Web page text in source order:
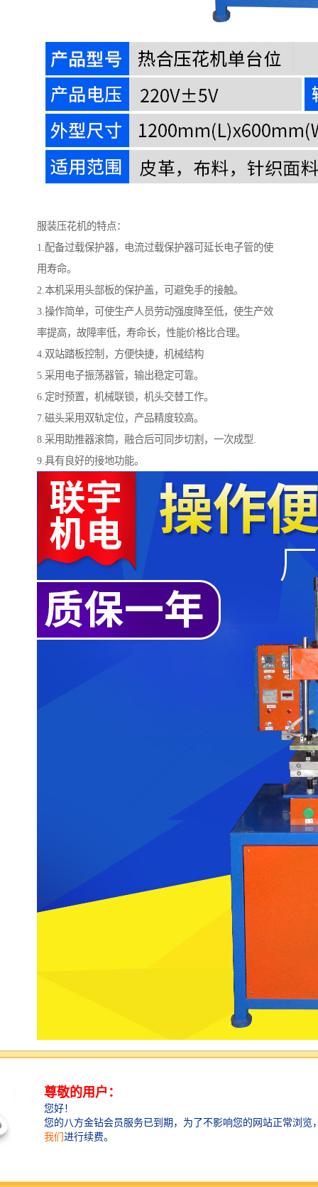
服装压花机的特点：
1.配备过载保护器，电流过载保护器可延长电子管的使
用寿命。
2.本机采用头部板的保护盖，可避免手的接触。
3.操作简单，可使生产人员劳动强度降至低，使生产效
率提高，故障率低，寿命长，性能价格比合理。
4.双站踏板控制，方便快捷，机械结构
5.采用电子振荡器管，输出稳定可靠。
6.定时预置，机械联锁，机头交替工作。
7.磁头采用双轨定位，产品精度较高。
8.采用助推器滚筒，融合后可同步切割，一次成型.
9.具有良好的接地功能。
1.强输出力：低损耗同轴振荡器，同调器，有强输出
力、缩短聚变时间，增加输出。
2.周率稳定：采用国际工频27.12MHZ，输出循环率稳
3.安全性能：在工作或休息中，无论是突然停电或关